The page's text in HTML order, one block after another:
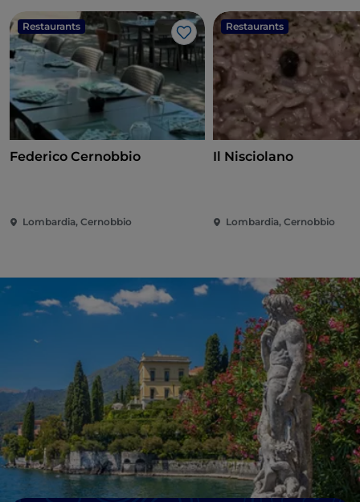
Restaurants
Like
Federico Cernobbio
Lombardia, Cernobbio
Restaurants
Il Nisciolano
Lombardia, Cernobbio